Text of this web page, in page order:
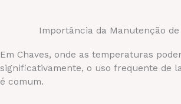
Importância da Manutenção de
Em Chaves, onde as temperaturas
significativamente, o uso frequente de
é comum.